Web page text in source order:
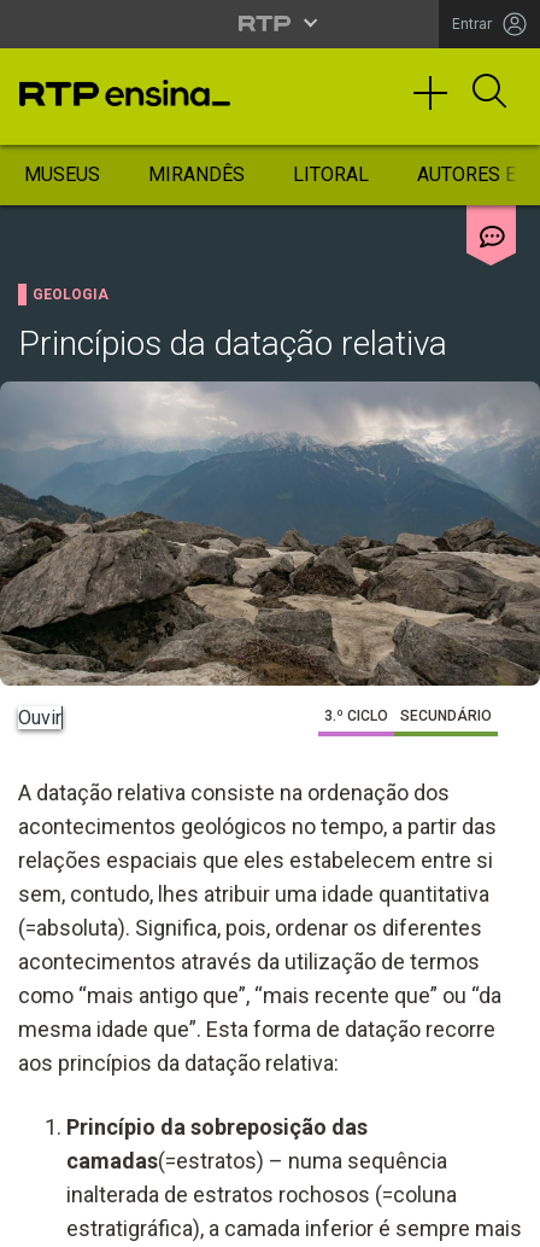
Entrar
MUSEUS MIRANDÊS LITORAL AUTORES
GEOLOGIA
Princípios da datação relativa
Ouvir 3.º CICLO SECUNDÁRIO
A datação relativa consiste na ordenação dos
acontecimentos geológicos no tempo, a partir das
relações espaciais que eles estabelecem entre si
sem, contudo, lhes atribuir uma idade quantitativa
(=absoluta). Significa, pois, ordenar os diferentes
acontecimentos através da utilização de termos
como “mais antigo que”, “mais recente que” ou “da
mesma idade que”. Esta forma de datação recorre
aos princípios da datação relativa:
Princípio da sobreposição das
camadas(=estratos) – numa sequência
inalterada de estratos rochosos (=coluna
estratigráfica), a camada inferior é sempre mais